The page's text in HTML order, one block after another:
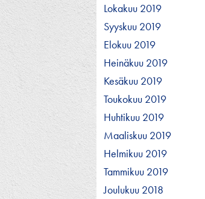
Lokakuu 2019
Syyskuu 2019
Elokuu 2019
Heinäkuu 2019
Kesäkuu 2019
Toukokuu 2019
Huhtikuu 2019
Maaliskuu 2019
Helmikuu 2019
Tammikuu 2019
Joulukuu 2018